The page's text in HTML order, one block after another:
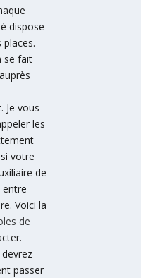
dispose
places.
se fait
Je vous
les
votre
de
entre
Voici la
de
passer